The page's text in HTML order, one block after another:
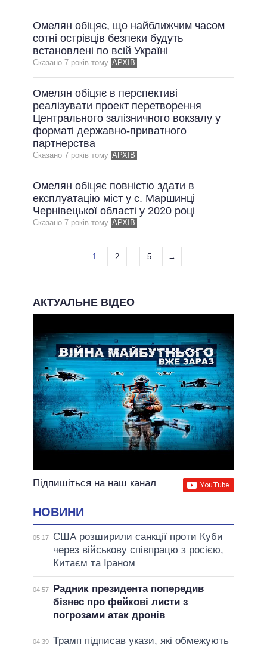
Омелян обіцяє, що найближчим часом
сотні острівців безпеки будуть
встановлені по всій Україні
Сказано 7 рокiв тому АРХІВ
Омелян обіцяє в перспективі
реалізувати проект перетворення
Центрального залізничного вокзалу у
форматі державно-приватного
партнерства
Сказано 7 рокiв тому АРХІВ
Омелян обіцяє повністю здати в
експлуатацію міст у с. Маршинці
Чернівецької області у 2020 році
Сказано 7 рокiв тому АРХІВ
1 2 ... 5 →
АКТУАЛЬНЕ ВІДЕО
Підпишіться на наш канал
НОВИНИ
05:17
США розширили санкції проти Куби
через військову співпрацю з росією,
Китаєм та Іраном
04:57
Радник президента попередив
бізнес про фейкові листи з
погрозами атак дронів
04:39 Трамп підписав укази, які обмежують